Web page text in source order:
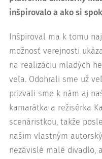
inšpirovalo a ako si
Inšpiroval ma k tomu
možnosť verejnosti
na realizáciu mladých
veľa. Odohrali sme už
prizvali sme k nám aj
kamarátka a režisérka
scenáristkou, takže
našim vlastným
nezávislé malé divadlo,